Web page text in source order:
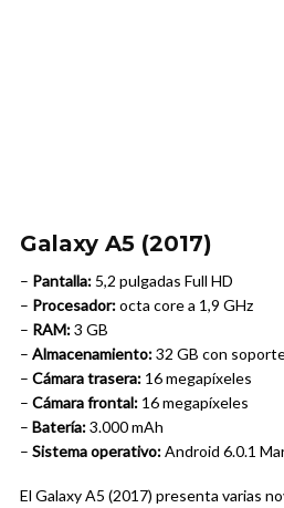
Galaxy A5 (2017)
– Pantalla: 5,2 pulgadas Full HD
– Procesador:octa core a 1,9 GHz
– RAM:3 GB
– Almacenamiento:32 GB con
– Cámara trasera: 16 megapíxeles
– Cámara frontal: 16 megapíxeles
– Batería:3.000 mAh
– Sistema operativo:Android 6.0.1
El Galaxy A5 (2017) presenta varias